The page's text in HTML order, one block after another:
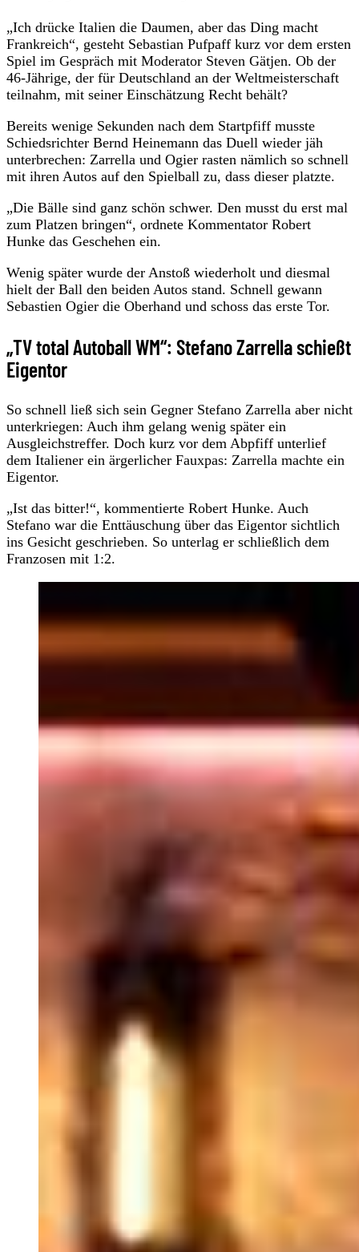
„Ich drücke Italien die Daumen, aber das Ding macht
Frankreich“, gesteht Sebastian Pufpaff kurz vor dem ersten
Spiel im Gespräch mit Moderator Steven Gätjen. Ob der
46-Jährige, der für Deutschland an der Weltmeisterschaft
teilnahm, mit seiner Einschätzung Recht behält?
Bereits wenige Sekunden nach dem Startpfiff musste
Schiedsrichter Bernd Heinemann das Duell wieder jäh
unterbrechen: Zarrella und Ogier rasten nämlich so schnell
mit ihren Autos auf den Spielball zu, dass dieser platzte.
„Die Bälle sind ganz schön schwer. Den musst du erst mal
zum Platzen bringen“, ordnete Kommentator Robert
Hunke das Geschehen ein.
Wenig später wurde der Anstoß wiederholt und diesmal
hielt der Ball den beiden Autos stand. Schnell gewann
Sebastien Ogier die Oberhand und schoss das erste Tor.
„TV total Autoball WM“: Stefano Zarrella schießt
Eigentor
So schnell ließ sich sein Gegner Stefano Zarrella aber nicht
unterkriegen: Auch ihm gelang wenig später ein
Ausgleichstreffer. Doch kurz vor dem Abpfiff unterlief
dem Italiener ein ärgerlicher Fauxpas: Zarrella machte ein
Eigentor.
„Ist das bitter!“, kommentierte Robert Hunke. Auch
Stefano war die Enttäuschung über das Eigentor sichtlich
ins Gesicht geschrieben. So unterlag er schließlich dem
Franzosen mit 1:2.